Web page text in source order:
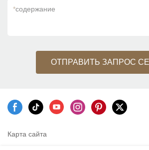
*содержание
ОТПРАВИТЬ ЗАПРОС
Карта сайта